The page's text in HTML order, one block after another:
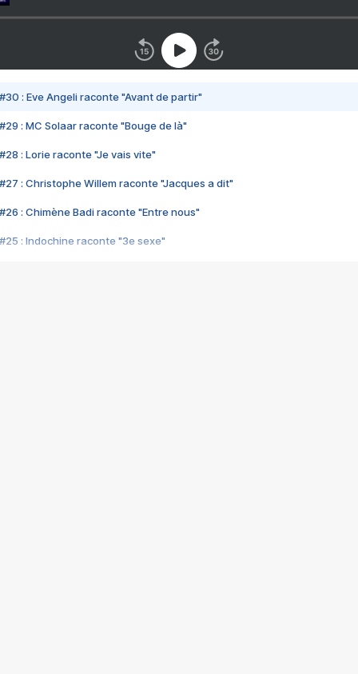
#30 : Eve Angeli raconte "Avant de partir"
#29 : MC Solaar raconte "Bouge de là"
#28 : Lorie raconte "Je vais vite"
#27 : Christophe Willem raconte "Jacques a dit"
#26 : Chimène Badi raconte "Entre nous"
#25 : Indochine raconte "3e sexe"